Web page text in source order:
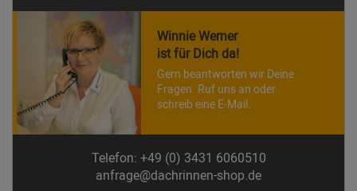
Winnie Werner
ist für Dich da!
Gern beantworten wir Deine
Fragen. Ruf uns an oder
schreib eine E-Mail.
Telefon: +49 (0) 3431 6060510
anfrage@dachrinnen-shop.de